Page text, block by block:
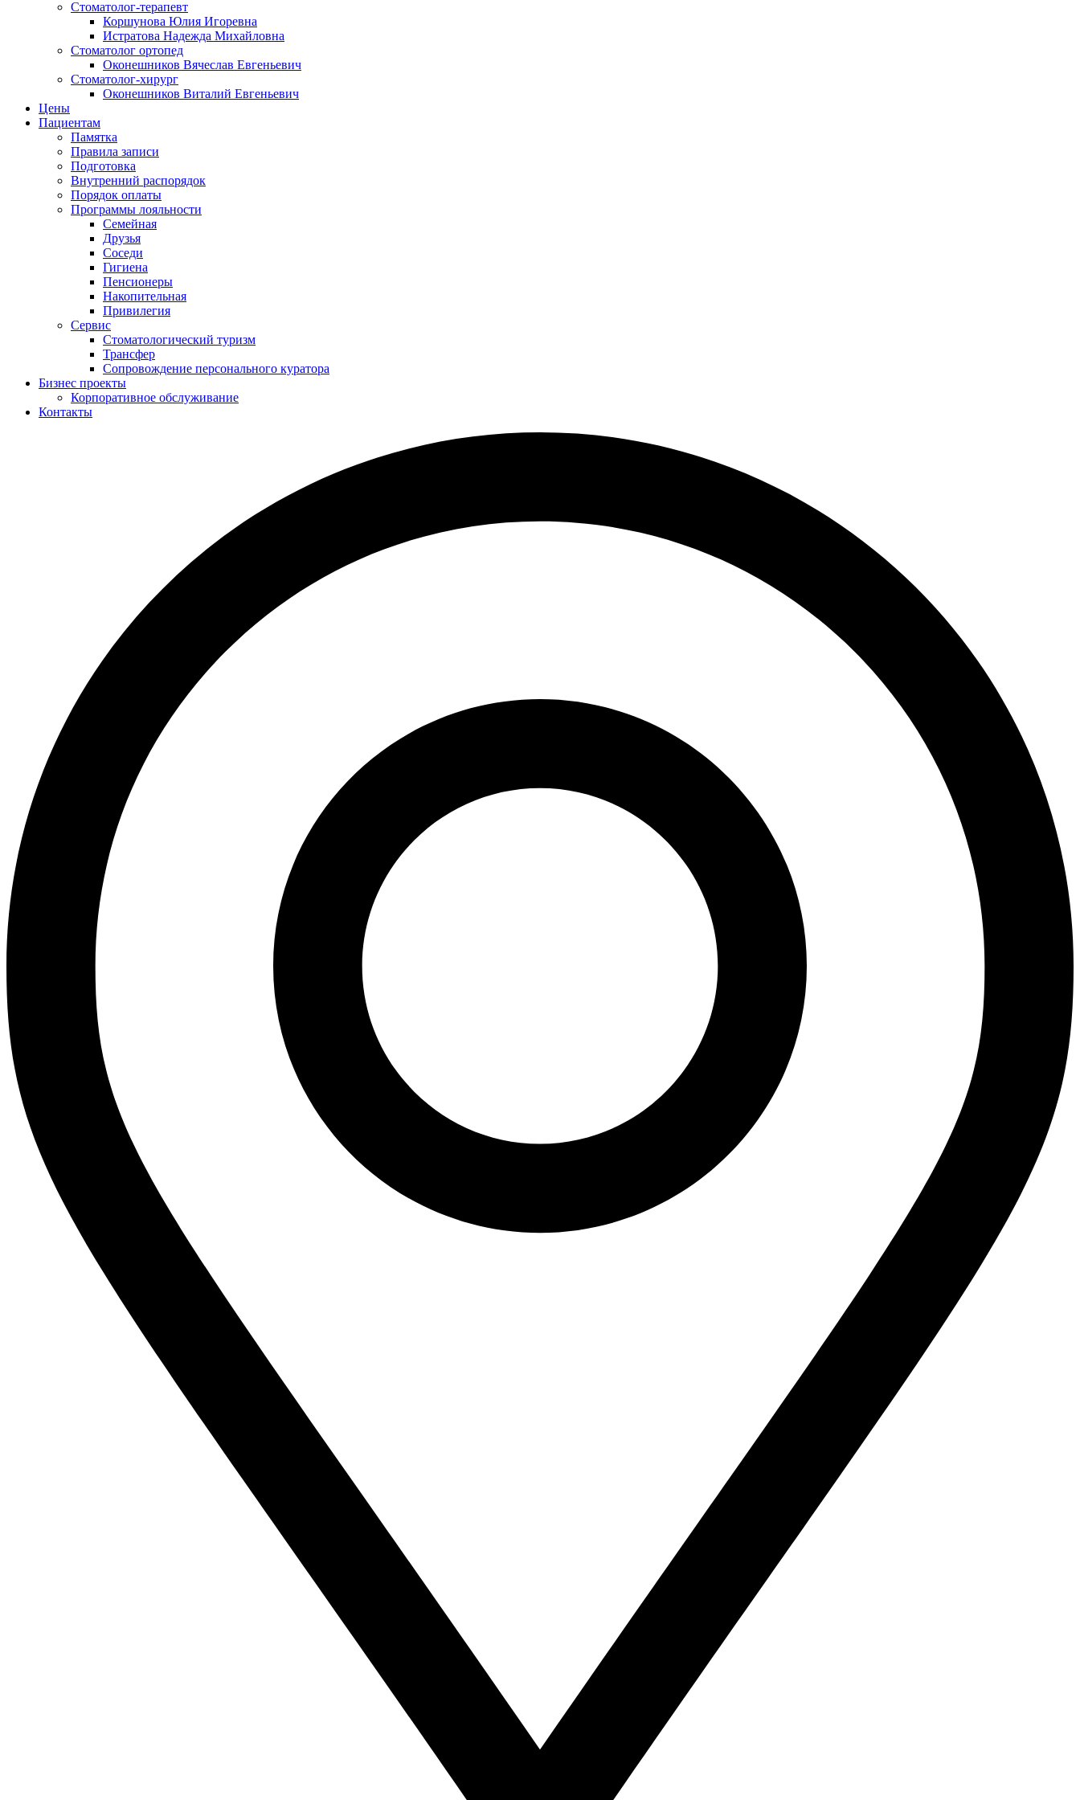
Стоматолог-терапевт
Коршунова Юлия Игоревна
Истратова Надежда Михайловна
Cтоматолог ортопед
Оконешников Вячеслав Евгеньевич
Cтоматолог-хирург
Оконешников Виталий Евгеньевич
Цены
Пациентам
Памятка
Правила записи
Подготовка
Внутренний распорядок
Порядок оплаты
Программы лояльности
Семейная
Друзья
Соседи
Гигиена
Пенсионеры
Накопительная
Привилегия
Cервис
Стоматологический туризм
Трансфер
Сопровождение персонального куратора
Бизнес проекты
Корпоративное обслуживание
Контакты